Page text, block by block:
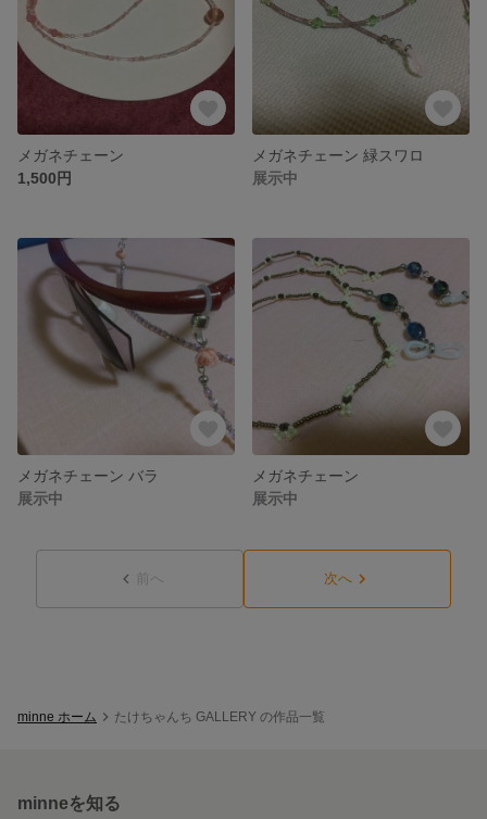
メガネチェーン
1,500円
メガネチェーン 緑スワロ
展示中
メガネチェーン バラ
展示中
メガネチェーン
展示中
前へ 次へ
minne ホーム たけちゃんち GALLERY の作品一覧
minneを知る